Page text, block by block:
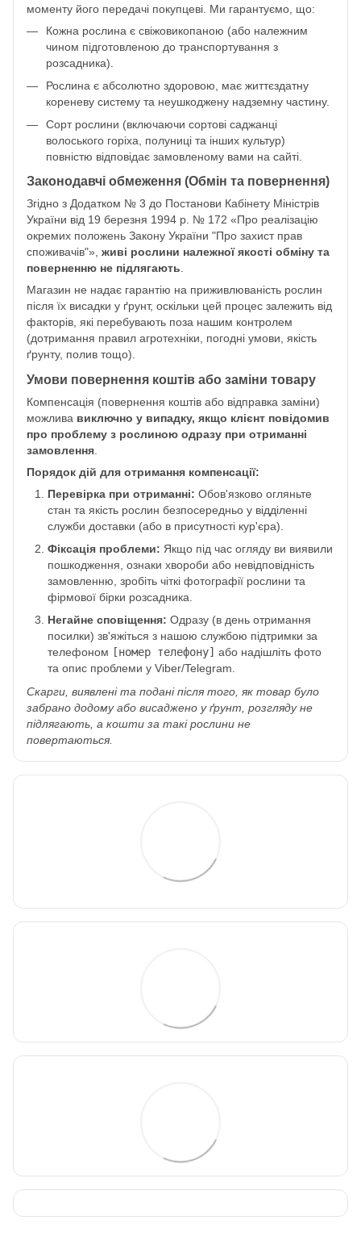
моменту його передачі покупцеві. Ми гарантуємо, що:
Кожна рослина є свіжовикопаною (або належним
чином підготовленою до транспортування з
розсадника).
Рослина є абсолютно здоровою, має життєздатну
кореневу систему та неушкоджену надземну частину.
Сорт рослини (включаючи сортові саджанці
волоського горіха, полуниці та інших культур)
повністю відповідає замовленому вами на сайті.
Законодавчі обмеження (Обмін та повернення)
Згідно з Додатком № 3 до Постанови Кабінету Міністрів
України від 19 березня 1994 р. № 172 «Про реалізацію
окремих положень Закону України "Про захист прав
споживачів"», живі рослини належної якості обміну та
поверненню не підлягають
Магазин не надає гарантію на приживлюваність рослин
після їх висадки у ґрунт, оскільки цей процес залежить від
факторів, які перебувають поза нашим контролем
(дотримання правил агротехніки, погодні умови, якість
ґрунту, полив тощо).
Умови повернення коштів або заміни товару
Компенсація (повернення коштів або відправка заміни)
можлива виключно у випадку, якщо клієнт повідомив
про проблему з рослиною одразу при отриманні
замовлення
Порядок дій для отримання компенсації:
Перевірка при отриманні: Обов'язково огляньте
стан та якість рослин безпосередньо у відділенні
служби доставки (або в присутності кур'єра).
Фіксація проблеми: Якщо під час огляду ви виявили
пошкодження, ознаки хвороби або невідповідність
замовленню, зробіть чіткі фотографії рослини та
фірмової бірки розсадника.
Негайне сповіщення: Одразу (в день отримання
посилки) зв'яжіться з нашою службою підтримки за
телефоном [номер телефону] або надішліть фото
та опис проблеми у Viber/Telegram.
Скарги, виявлені та подані після того, як товар було
забрано додому або висаджено у ґрунт, розгляду не
підлягають, а кошти за такі рослини не
повертаються.